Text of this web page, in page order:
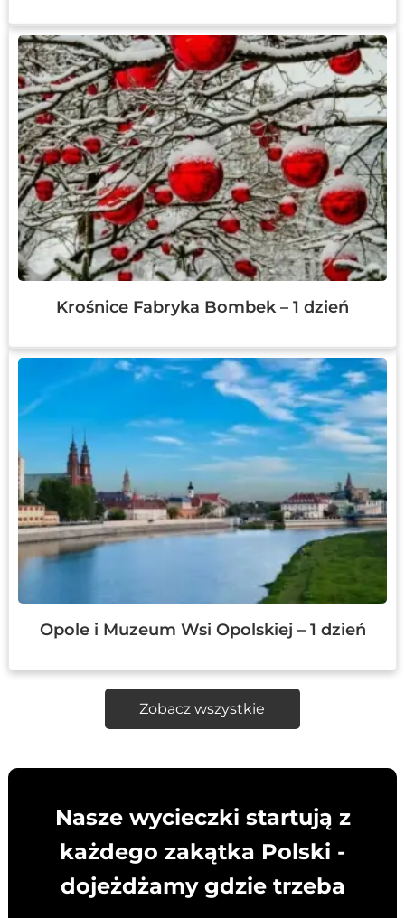
Krośnice Fabryka Bombek – 1 dzień
Opole i Muzeum Wsi Opolskiej – 1 dzień
Zobacz wszystkie
Nasze wycieczki startują z
każdego zakątka Polski -
dojeżdżamy gdzie trzeba